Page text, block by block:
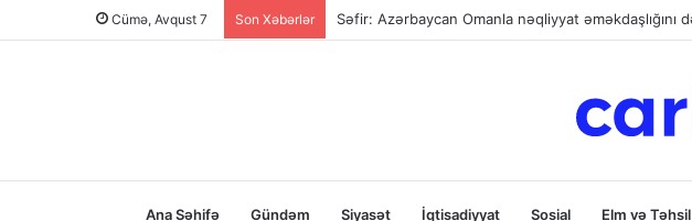
Cümə, Avqust 7 Son Xəbərlər
Ana Səhifə Gündəm Siyasət İqtisadiyyat Sosial Elm və Təhsil